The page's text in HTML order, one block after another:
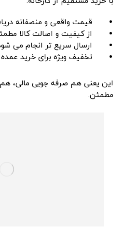
قیمت واقعی و منصفانه
از کیفیت و اصالت کالا
ارسال سریع ‌تر انجام می
تخفیف ویژه برای خرید
این یعنی هم صرفه ‌جویی مالی،
مطمئن.